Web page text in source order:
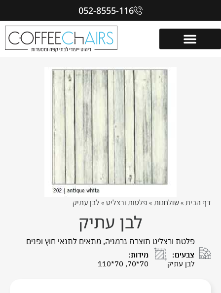
052-8555-116
דף הבית»שולחנות»פלטות ורצליט»לבן עתיק
לבן עתיק
פלטת ורצליט תוצרת גרמניה, מתאים לתנאי חוץ ופנים
צבעים:
לבן עתיק
מידות:
70*70, 70*110